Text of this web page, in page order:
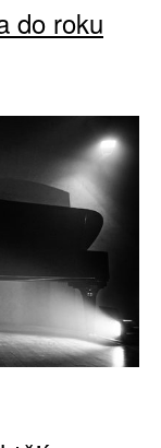
do roku